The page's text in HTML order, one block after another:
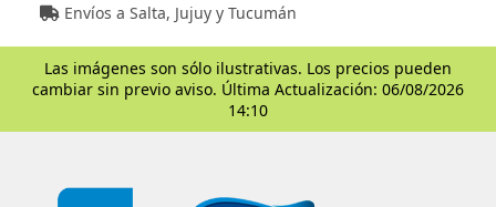
Envíos a Salta, Jujuy y Tucumán
Las imágenes son sólo ilustrativas. Los precios pueden
cambiar sin previo aviso. Última Actualización: 06/08/2026
14:10